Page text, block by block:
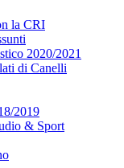
la CRI
2020/2021
di Canelli
2019
& Sport